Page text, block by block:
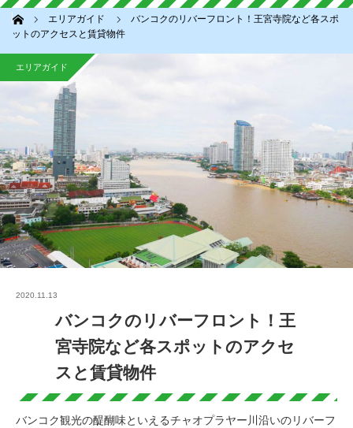
ホーム エリアガイド
バンコクのリバーフロント！王宮寺院など各スポ
ットのアクセスと賃貸物件
エリアガイド
2020.11.13
バンコクのリバーフロント！王
宮寺院など各スポットのアクセ
スと賃貸物件
バンコク観光の醍醐味といえるチャオプラヤー川沿いのリバーフ